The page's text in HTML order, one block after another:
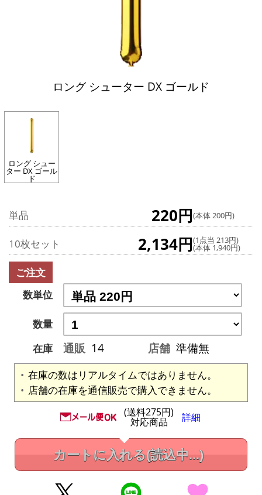
ロング シューター DX ゴールド
ロング シュー
ター DX ゴール
ド
単品 220円(本体 200円)
10枚セット 2,134円(1点当 213円)
(本体 1,940円)
ご注文
数単位
数量
在庫
通販 14 店舗 準備無
在庫の数はリアルタイムではありません。
店舗の在庫を通信販売で購入できません。
(送料275円)
対応商品 詳細
カートに入れる(読込中...)